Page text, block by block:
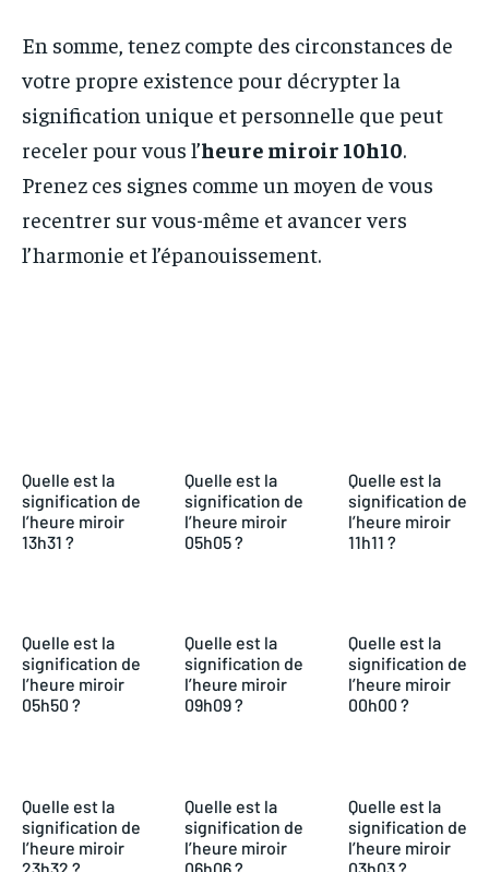
En somme, tenez compte des circonstances de
votre propre existence pour décrypter la
signification unique et personnelle que peut
receler pour vous l’heure miroir 10h10.
Prenez ces signes comme un moyen de vous
recentrer sur vous-même et avancer vers
l’harmonie et l’épanouissement.
Quelle est la
signification de
l’heure miroir
13h31 ?
Quelle est la
signification de
l’heure miroir
05h05 ?
Quelle est la
signification de
l’heure miroir
11h11 ?
Quelle est la
signification de
l’heure miroir
05h50 ?
Quelle est la
signification de
l’heure miroir
09h09 ?
Quelle est la
signification de
l’heure miroir
00h00 ?
Quelle est la
signification de
l’heure miroir
Quelle est la
signification de
l’heure miroir
Quelle est la
signification de
l’heure miroir